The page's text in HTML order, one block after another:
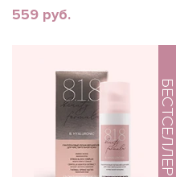
559 руб.
БЕСТСЕЛЛЕР